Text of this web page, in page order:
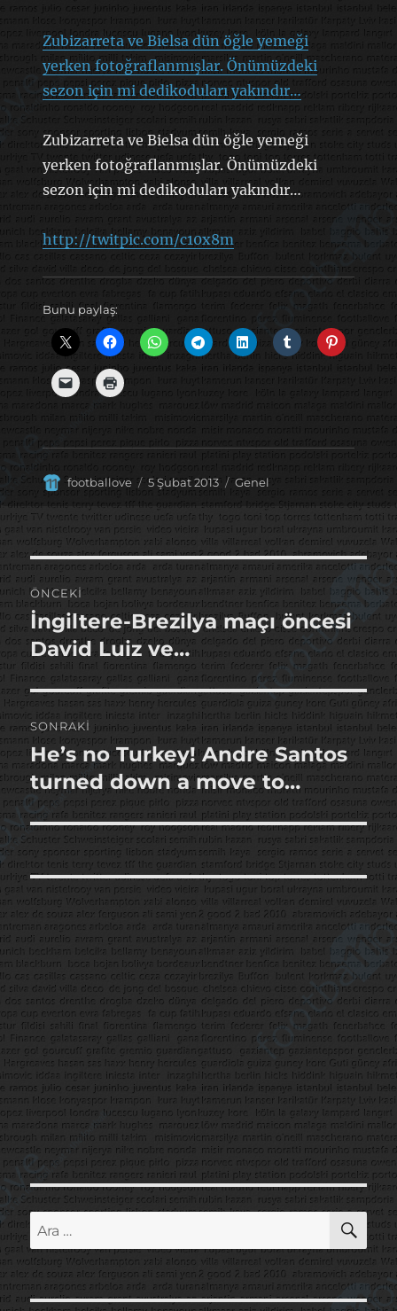
Zubizarreta ve Bielsa dün öğle yemeği
yerken fotoğraflanmışlar. Önümüzdeki
sezon için mi dedikoduları yakındır…
Zubizarreta ve Bielsa dün öğle yemeği
yerken fotoğraflanmışlar. Önümüzdeki
sezon için mi dedikoduları yakındır…
http://twitpic.com/c10x8m
Bunu paylaş:
Yazar
footballove
Yayın
5 Şubat 2013 Kategoriler
Genel
Yazı
gezinmesi
ÖNCEKI
Önceki
yazı:
İngiltere-Brezilya maçı öncesi
David Luiz ve…
SONRAKI
Sonraki
yazı:
He’s no Turkey! Andre Santos
turned down a move to…
Ara: